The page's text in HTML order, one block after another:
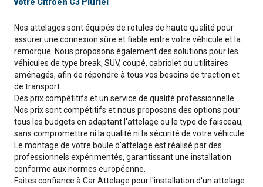
votre Citroën C3 Pluriel
Nos attelages sont équipés de rotules de haute qualité pour
assurer une connexion sûre et fiable entre votre véhicule et la
remorque. Nous proposons également des solutions pour les
véhicules de type break, SUV, coupé, cabriolet ou utilitaires
aménagés, afin de répondre à tous vos besoins de traction et
de transport.
Des prix compétitifs et un service de qualité professionnelle
Nos prix sont compétitifs et nous proposons des options pour
tous les budgets en adaptant l'attelage ou le type de faisceau,
sans compromettre ni la qualité ni la sécurité de votre véhicule.
Le montage de votre boule d'attelage est réalisé par des
professionnels expérimentés, garantissant une installation
conforme aux normes européenne.
Faites confiance à Car Attelage pour l'installation d'un attelage